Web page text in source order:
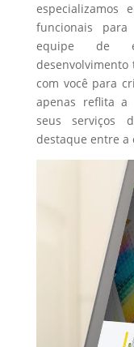
especializamos
funcionais para
equipe de
com você para
apenas reflita a
seus serviços
destaque entre a